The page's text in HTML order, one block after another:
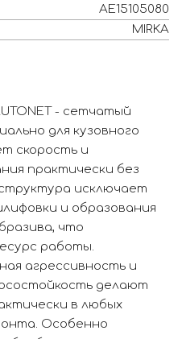
AE15105080
MIRKA
- сетчатый
для кузовного
скорость и
практически без
исключает
и образования
что
работы.
агрессивность и
делают
в любых
Особенно